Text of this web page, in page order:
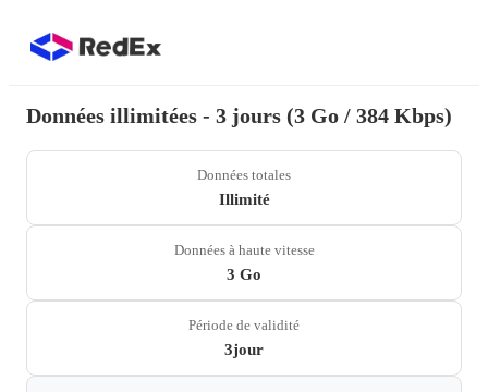
Données illimitées - 3 jours (3 Go / 384 Kbps)
Données totales
Illimité
Données à haute vitesse
3 Go
Période de validité
3jour